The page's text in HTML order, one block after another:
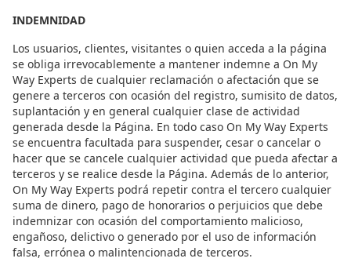
INDEMNIDAD
Los usuarios, clientes, visitantes o quien acceda a la página
se obliga irrevocablemente a mantener indemne a On My
Way Experts de cualquier reclamación o afectación que se
genere a terceros con ocasión del registro, sumisito de datos,
suplantación y en general cualquier clase de actividad
generada desde la Página. En todo caso On My Way Experts
se encuentra facultada para suspender, cesar o cancelar o
hacer que se cancele cualquier actividad que pueda afectar a
terceros y se realice desde la Página. Además de lo anterior,
On My Way Experts podrá repetir contra el tercero cualquier
suma de dinero, pago de honorarios o perjuicios que debe
indemnizar con ocasión del comportamiento malicioso,
engañoso, delictivo o generado por el uso de información
falsa, errónea o malintencionada de terceros.